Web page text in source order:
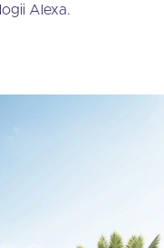
Alexa.